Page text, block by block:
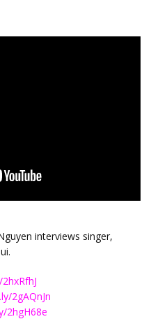
interviews singer,
2gAQnJn
2hgH68e